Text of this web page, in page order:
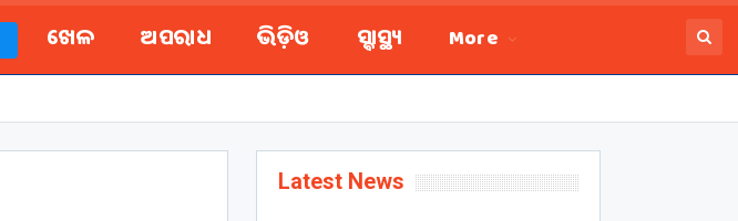
ଖେଳ ଅପରାଧ ଭିଡ଼ିଓ ସ୍ବାସ୍ଥ୍ୟ More
Latest News